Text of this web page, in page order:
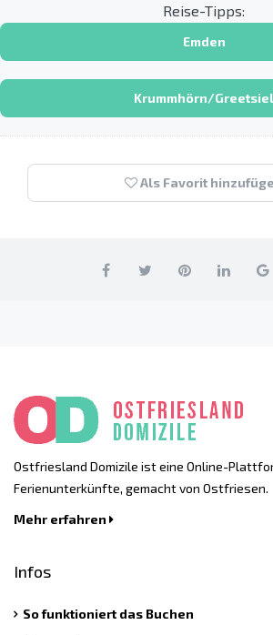
Reise-Tipps:
Emden
Krummhörn/Greetsiel
Als Favorit
Ostfriesland Domizile ist eine Online-
Ferienunterkünfte, gemacht von Ostfriesen.
Mehr erfahren
Infos
So funktioniert das Buchen